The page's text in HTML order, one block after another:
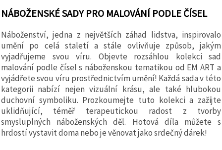
podobné
technologie,
zajistili
správné
fungování
webu,
zlepšili vaše
prostředí
při jeho
používání a
s vaším
souhlasem
analyzovali
návštěvnost
a
zobrazovali
NÁBOŽENSKÉ SADY PRO MALOVÁNÍ PODLE ČÍSEL
Náboženství, jedna z největších záhad lidstva, inspirovalo
umění po celá staletí a stále ovlivňuje způsob, jakým
vyjadřujeme svou víru. Objevte rozsáhlou kolekci sad
malování podle čísel s náboženskou tematikou od EM ART a
vyjádřete svou víru prostřednictvím umění! Každá sada v této
kategorii nabízí nejen vizuální krásu, ale také hlubokou
duchovní symboliku. Prozkoumejte tuto kolekci a zažijte
uklidňující, téměř terapeutickou radost z tvorby
smysluplných náboženských děl. Hotová díla můžete s
hrdostí vystavit doma nebo je věnovat jako srdečný dárek!